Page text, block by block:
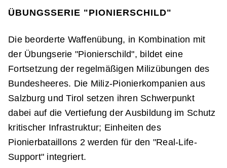
ÜBUNGSSERIE "PIONIERSCHILD"
Die beorderte Waffenübung, in Kombination mit
der Übungserie "Pionierschild", bildet eine
Fortsetzung der regelmäßigen Milizübungen des
Bundesheeres. Die Miliz-Pionierkompanien aus
Salzburg und Tirol setzen ihren Schwerpunkt
dabei auf die Vertiefung der Ausbildung im Schutz
kritischer Infrastruktur; Einheiten des
Pionierbataillons 2 werden für den "Real-Life-
Support" integriert.